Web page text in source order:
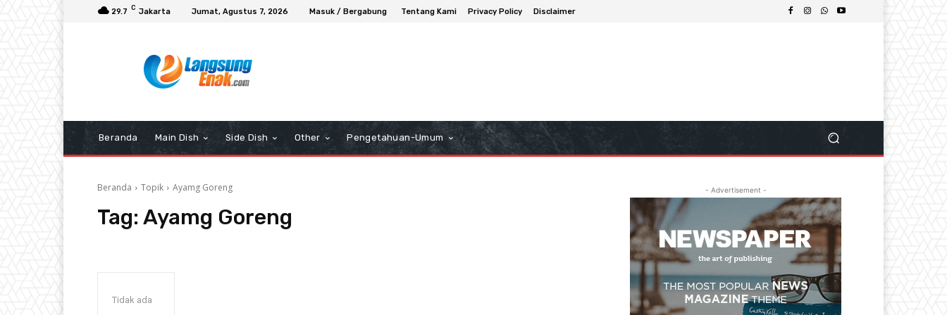
29.7 C Jakarta Jumat, Agustus 7, 2026 Masuk / Bergabung Tentang Kami Privacy Policy Disclaimer
Beranda Main Dish Side Dish Other Pengetahuan-Umum
Beranda Topik Ayamg Goreng
Tag: Ayamg Goreng
Tidak ada
- Advertisement -